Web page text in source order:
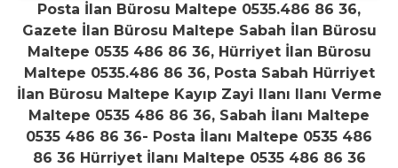
Posta İlan Bürosu Maltepe 0535.486 86 36,
Gazete İlan Bürosu Maltepe Sabah İlan Bürosu
Maltepe 0535 486 86 36, Hürriyet İlan Bürosu
Maltepe 0535.486 86 36, Posta Sabah Hürriyet
İlan Bürosu Maltepe Kayıp Zayi Ilanı Ilanı Verme
Maltepe 0535 486 86 36, Sabah İlanı Maltepe
0535 486 86 36- Posta İlanı Maltepe 0535 486
86 36 Hürriyet İlanı Maltepe 0535 486 86 36